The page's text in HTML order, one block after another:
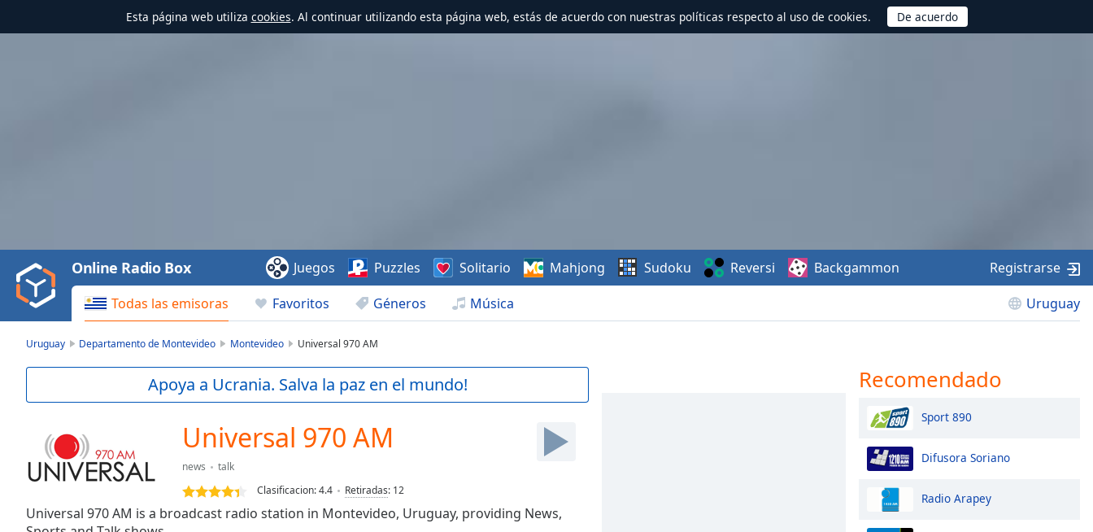
Esta página web utiliza cookies. Al continuar utilizando esta página web, estás de acuerdo con nuestras políticas respecto al uso de cookies.
Video
Play
Backward
Skip
Current
Loaded:
0.00%
TypeLIVE
Todas las emisoras Favoritos Géneros Música Uruguay
Online Radio Box Juegos Puzzles Solitario Mahjong Sudoku Reversi Backgammon Registrarse
Uruguay Departamento de Montevideo Montevideo Universal 970 AM
Apoya a Ucrania. Salva la paz en el mundo!
Universal 970 AM
news
talk
Clasificacion:4.4 Retiradas: 12
Universal 970 AM is a broadcast radio station in Montevideo, Uruguay, providing News,
Recomendado
Sport 890
Difusora Soriano
Radio Arapey